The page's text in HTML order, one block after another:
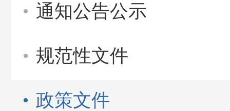
通知公告公示
规范性文件
政策文件